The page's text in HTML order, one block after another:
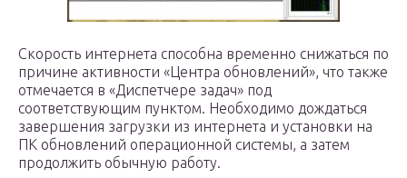
Скорость интернета способна временно снижаться по
причине активности «Центра обновлений», что также
отмечается в «Диспетчере задач» под
соответствующим пунктом. Необходимо дождаться
завершения загрузки из интернета и установки на
ПК обновлений операционной системы, а затем
продолжить обычную работу.